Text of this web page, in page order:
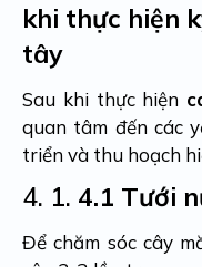
khi thực hiện
tây
Sau khi thực hiện
quan tâm đến các
triển và thu hoạch
4. 1. 4.1 Tưới
Để chăm sóc cây